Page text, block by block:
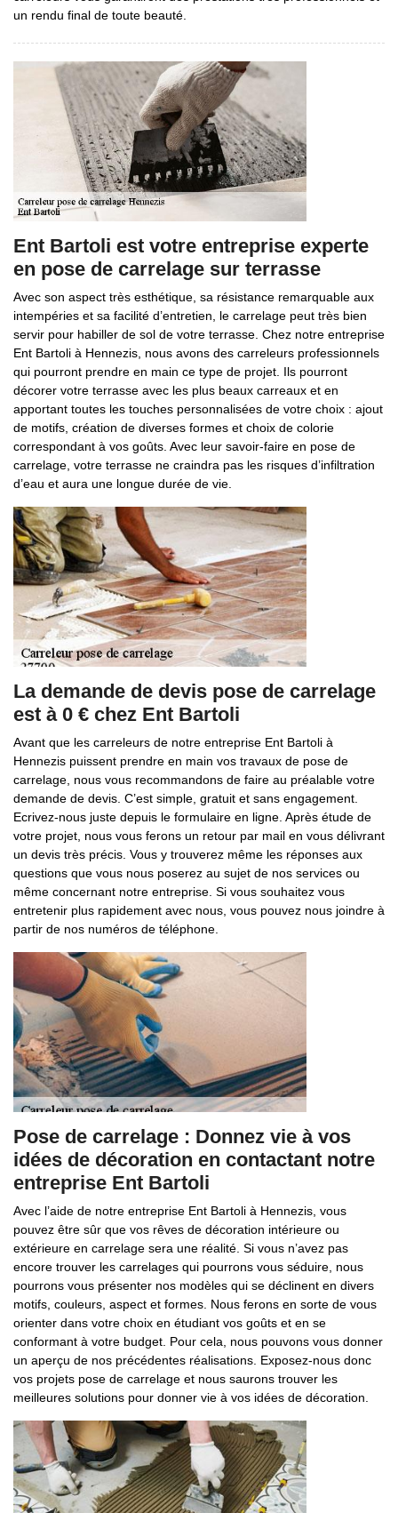
un rendu final de toute beauté.
Ent Bartoli est votre entreprise experte
en pose de carrelage sur terrasse
Avec son aspect très esthétique, sa résistance remarquable aux
intempéries et sa facilité d’entretien, le carrelage peut très bien
servir pour habiller de sol de votre terrasse. Chez notre entreprise
Ent Bartoli à Hennezis, nous avons des carreleurs professionnels
qui pourront prendre en main ce type de projet. Ils pourront
décorer votre terrasse avec les plus beaux carreaux et en
apportant toutes les touches personnalisées de votre choix : ajout
de motifs, création de diverses formes et choix de colorie
correspondant à vos goûts. Avec leur savoir-faire en pose de
carrelage, votre terrasse ne craindra pas les risques d’infiltration
d’eau et aura une longue durée de vie.
La demande de devis pose de carrelage
est à 0 € chez Ent Bartoli
Avant que les carreleurs de notre entreprise Ent Bartoli à
Hennezis puissent prendre en main vos travaux de pose de
carrelage, nous vous recommandons de faire au préalable votre
demande de devis. C’est simple, gratuit et sans engagement.
Ecrivez-nous juste depuis le formulaire en ligne. Après étude de
votre projet, nous vous ferons un retour par mail en vous délivrant
un devis très précis. Vous y trouverez même les réponses aux
questions que vous nous poserez au sujet de nos services ou
même concernant notre entreprise. Si vous souhaitez vous
entretenir plus rapidement avec nous, vous pouvez nous joindre à
partir de nos numéros de téléphone.
Pose de carrelage : Donnez vie à vos
idées de décoration en contactant notre
entreprise Ent Bartoli
Avec l’aide de notre entreprise Ent Bartoli à Hennezis, vous
pouvez être sûr que vos rêves de décoration intérieure ou
extérieure en carrelage sera une réalité. Si vous n’avez pas
encore trouver les carrelages qui pourrons vous séduire, nous
pourrons vous présenter nos modèles qui se déclinent en divers
motifs, couleurs, aspect et formes. Nous ferons en sorte de vous
orienter dans votre choix en étudiant vos goûts et en se
conformant à votre budget. Pour cela, nous pouvons vous donner
un aperçu de nos précédentes réalisations. Exposez-nous donc
vos projets pose de carrelage et nous saurons trouver les
meilleures solutions pour donner vie à vos idées de décoration.